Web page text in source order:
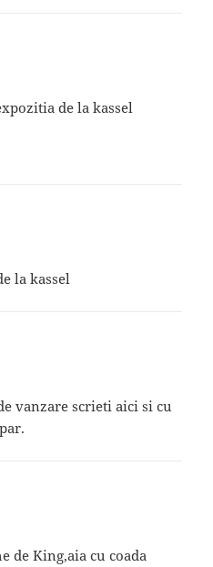
de la kassel
la kassel
vanzare scrieti aici si cu
de King,aia cu coada